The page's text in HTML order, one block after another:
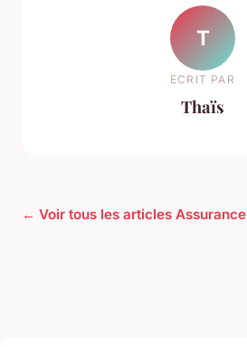
T
ECRIT PAR
Thaïs
← Voir tous les articles Assurance